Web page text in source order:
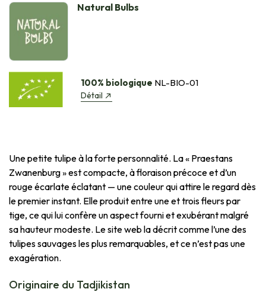
Natural Bulbs
100% biologique NL-BIO-01
Détail
Une petite tulipe à la forte personnalité. La « Praestans
Zwanenburg » est compacte, à floraison précoce et d’un
rouge écarlate éclatant — une couleur qui attire le regard dès
le premier instant. Elle produit entre une et trois fleurs par
tige, ce qui lui confère un aspect fourni et exubérant malgré
sa hauteur modeste. Le site web la décrit comme l’une des
tulipes sauvages les plus remarquables, et ce n’est pas une
exagération.
Originaire du Tadjikistan